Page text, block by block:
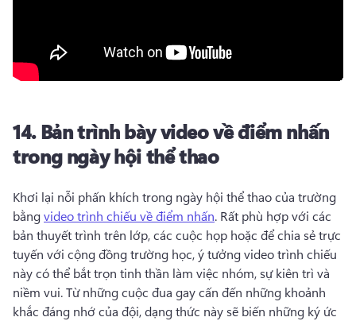
14.Bản trình bày video về điểm nhấn
trong ngày hội thể thao
Khơi lại nỗi phấn khích trong ngày hội thể thao của trường
bằng video trình chiếu về điểm nhấn. Rất phù hợp với các
bản thuyết trình trên lớp, các cuộc họp hoặc để chia sẻ trực
tuyến với cộng đồng trường học, ý tưởng video trình chiếu
này có thể bắt trọn tinh thần làm việc nhóm, sự kiên trì và
niềm vui. Từ những cuộc đua gay cấn đến những khoảnh
khắc đáng nhớ của đội, dạng thức này sẽ biến những ký ức